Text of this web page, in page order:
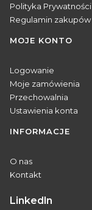
Polityka Prywatności
Regulamin zakupów
MOJE KONTO
Logowanie
Moje zamówienia
Przechowalnia
Ustawienia konta
INFORMACJE
O nas
Kontakt
Linkedln